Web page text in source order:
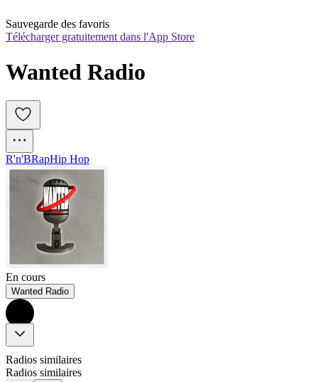
Sauvegarde des favoris
Télécharger gratuitement dans l'App Store
Wanted Radio
R'n'BRapHip Hop
En cours
Wanted Radio
Radios similaires
Radios similaires